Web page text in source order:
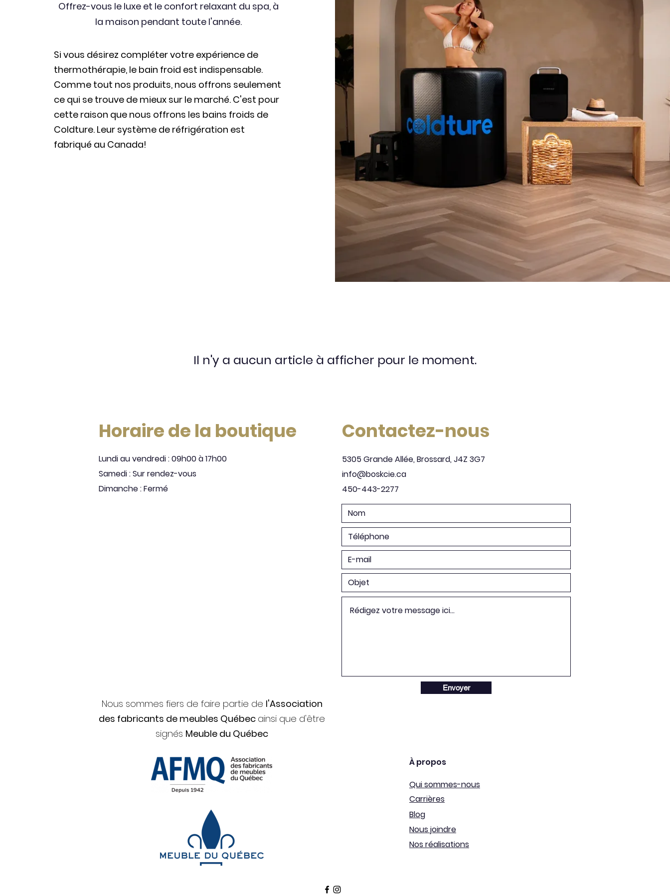
Offrez-vous le luxe et le confort relaxant du spa, à
la maison pendant toute l'année.
Si vous désirez compléter votre expérience de
thermothérapie, ​le bain froid est indispensable.
Comme tout nos produits, nous offrons seulement
ce qui se trouve de mieux sur le marché. C'est pour
cette raison que nous offrons les bains froids de
Coldture. Leur système de réfrigération est
fabriqué au Canada!
Il n'y a aucun article à afficher pour le moment.
Horaire de la boutique
Lundi au vendredi : 09h00 à 17h00
Samedi : Sur rendez-vous
Dimanche : Fermé
Nous sommes fiers de faire partie de l'Association
des fabricants de meubles Québec ainsi que d'être
signés Meuble du Québec
Contactez-nous
5305 Grande Allée, Brossard, J4Z 3G7
info@boskcie.ca
450-443-2277
Envoyer
À propos
Qui sommes-nous
Carrières
Blog
Nous joindre
Nos réalisations